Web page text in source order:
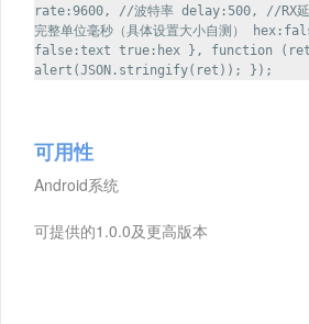
rate:9600, //波特率 delay:500, //RX延
完整单位毫秒（具体设置大小自测）
false:text true:hex }, function
alert(JSON.stringify(ret)); });
可用性
Android系统
可提供的1.0.0及更高版本